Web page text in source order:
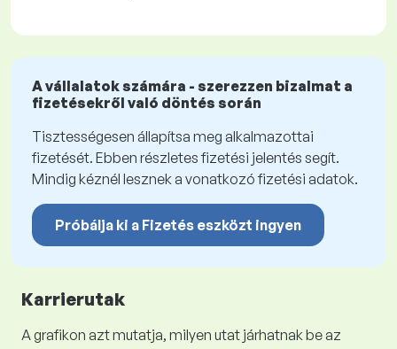
A vállalatok számára - szerezzen bizalmat a
fizetésekről való döntés során
Tisztességesen állapítsa meg alkalmazottai
fizetését. Ebben részletes fizetési jelentés segít.
Mindig kéznél lesznek a vonatkozó fizetési adatok.
Próbálja ki a Fizetés eszközt ingyen
Karrierutak
A grafikon azt mutatja, milyen utat járhatnak be az